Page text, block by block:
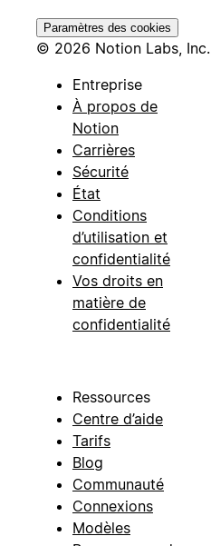
Paramètres des cookies
© 2026 Notion Labs, Inc.
Entreprise
À propos de
Notion
Carrières
Sécurité
État
Conditions
d’utilisation et
confidentialité
Vos droits en
matière de
confidentialité
Ressources
Centre d’aide
Tarifs
Blog
Communauté
Connexions
Modèles